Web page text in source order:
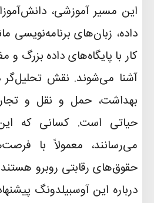
این مسیر آموزشی،
داده، زبان‌های برنامه‌نویسی
کار با پایگاه‌های داده بزرگ
آشنا می‌شوند. نقش تحلیل‌گر
بهداشت، حمل و نقل و
حیاتی است. کسانی که
می‌رسانند، معمولاً با
حقوق‌های رقابتی روبرو
درباره این آوسبیلدونگ